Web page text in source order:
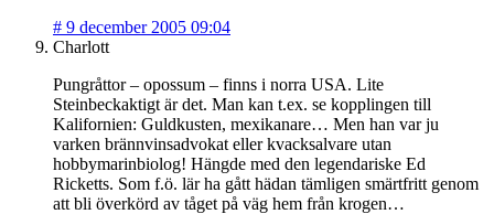
# 9 december 2005 09:04
Charlott
Pungråttor – opossum – finns i norra USA. Lite
Steinbeckaktigt är det. Man kan t.ex. se kopplingen till
Kalifornien: Guldkusten, mexikanare… Men han var ju
varken brännvinsadvokat eller kvacksalvare utan
hobbymarinbiolog! Hängde med den legendariske Ed
Ricketts. Som f.ö. lär ha gått hädan tämligen smärtfritt genom
att bli överkörd av tåget på väg hem från krogen…